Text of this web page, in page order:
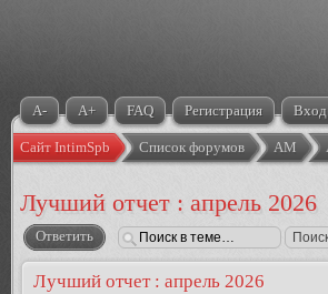
A- A+ FAQ Регистрация Вход
Сайт IntimSpb Список форумов АМ
Лучший отчет : апрель 2026
Ответить
Лучший отчет : апрель 2026